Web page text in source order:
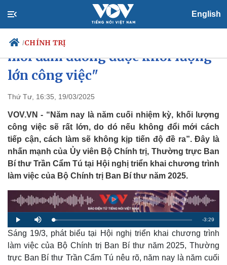
English
/CHÍNH TRỊ
Chính trị
Tổ chức nhân sự
Quốc hội
Nhận diện sự thật
Tin 24h
Dự báo thời tiết
Giáo dục
Dấu ấn VOV
Việc làm
Biển đảo
"Tư duy, cách làm phải thay đổi
mới đảm đương được khối lượng
lớn công việc"
Thứ Tư, 16:35, 19/03/2025
VOV.VN - “Năm nay là năm cuối nhiệm kỳ, khối lượng
công việc sẽ rất lớn, do dó nếu không đổi mới cách
tiếp cận, cách làm sẽ không kịp tiến độ đề ra”. Đây là
nhấn mạnh của Ủy viên Bộ Chính trị, Thường trực Ban
Bí thư Trần Cẩm Tú tại Hội nghị triển khai chương trình
làm việc của Bộ Chính trị Ban Bí thư năm 2025.
P
l
a
y
M
u
t
e
L
o
a
d
e
2
.
R
e
-3:29
Sáng 19/3, phát biểu tại Hội nghị triển khai chương trình
làm việc của Bộ Chính trị Ban Bí thư năm 2025, Thường
trực Ban Bí thư Trần Cẩm Tú nêu rõ, năm nay là năm cuối